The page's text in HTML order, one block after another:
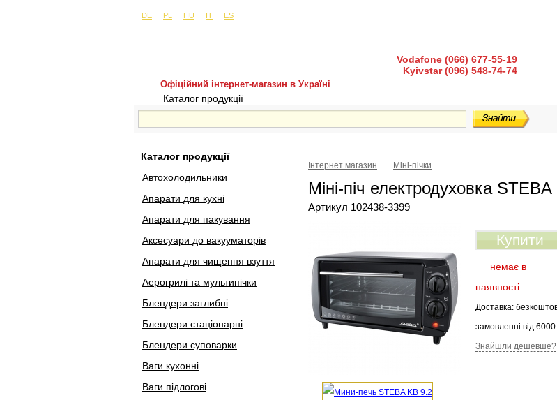
DE
PL HU IT ES
Офіційний інтернет-магазин в Україні
Vodafone (066) 677-55-19
Kyivstar (096) 548-74-74
Каталог продукції
Каталог продукції
Автохолодильники
Апарати для кухні
Апарати для пакування
Аксесуари до вакууматорів
Апарати для чищення взуття
Аерогрилі та мультипічки
Блендери заглибні
Блендери стаціонарні
Блендери суповарки
Ваги кухонні
Ваги підлогові
Інтернет магазин Міні-пічки
Міні-піч електродуховка
Артикул 102438-3399
Купити
немає в
наявності
Доставка:
замовленні від 6000
Знайшли дешевше?